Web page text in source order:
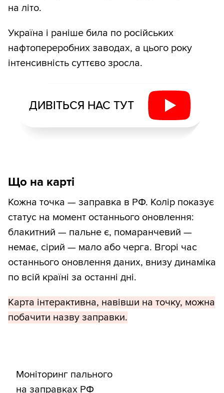
на літо.
Україна і раніше била по російських
нафтопереробних заводах, а цього року
інтенсивність суттєво зросла.
ДИВІТЬСЯ НАС ТУТ
Що на карті
Кожна точка — заправка в РФ. Колір показує
статус на момент останнього оновлення:
блакитний — пальне є, помаранчевий —
немає, сірий — мало або черга. Вгорі час
останнього оновлення даних, внизу динаміка
по всій країні за останні дні.
Карта інтерактивна, навівши на точку, можна
побачити назву заправки.
Моніторинг пального
на заправках РФ